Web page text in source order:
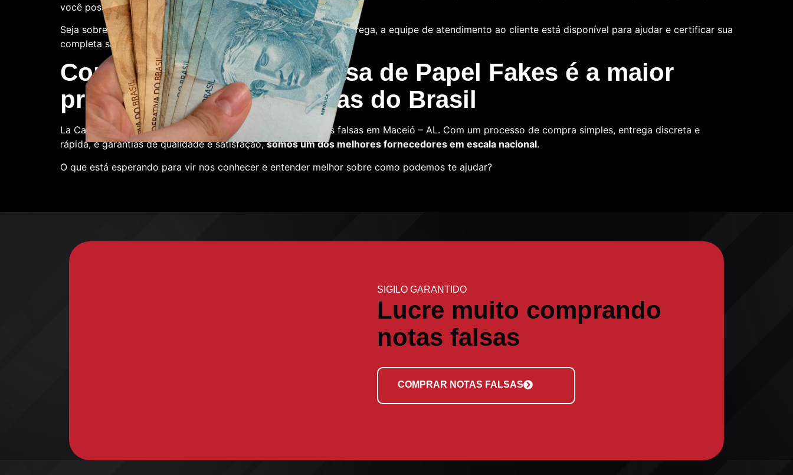
você possa ter.
Seja sobre o processo de compra, a qualidade das notas ou a entrega, a equipe de atendimento ao cliente está disponível para ajudar e certificar sua
completa satisfação.
Compre conosco: La Casa de Papel Fakes é a maior
produtora de notas falsas do Brasil
La Casa de Papel Fakes é o melhor lugar para comprar notas falsas em Maceió – AL. Com um processo de compra simples, entrega discreta e
rápida, e garantias de qualidade e satisfação,somos um dos melhores fornecedores em escala nacional.
O que está esperando para vir nos conhecer e entender melhor sobre como podemos te ajudar?
SIGILO GARANTIDO
Lucre muito comprando
notas falsas
COMPRAR NOTAS FALSAS